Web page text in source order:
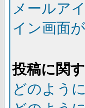
メールア
イン画面
投稿に関
どのよう